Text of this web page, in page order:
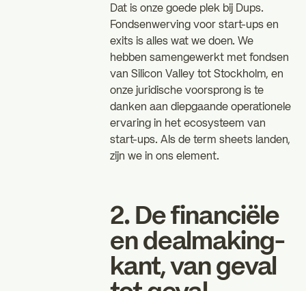
Dat is onze goede plek bij Dups.
Fondsenwerving voor start-ups en
exits is alles wat we doen. We
hebben samengewerkt met fondsen
van Silicon Valley tot Stockholm, en
onze juridische voorsprong is te
danken aan diepgaande operationele
ervaring in het ecosysteem van
start-ups. Als de term sheets landen,
zijn we in ons element.
2. De financiële
en dealmaking-
kant, van geval